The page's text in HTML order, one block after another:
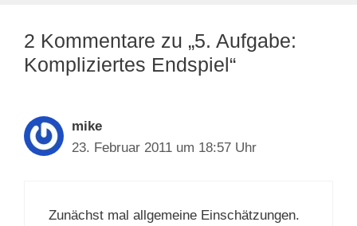
2 Kommentare zu „5. Aufgabe:
Kompliziertes Endspiel“
mike
23. Februar 2011 um 18:57 Uhr
Zunächst mal allgemeine Einschätzungen.